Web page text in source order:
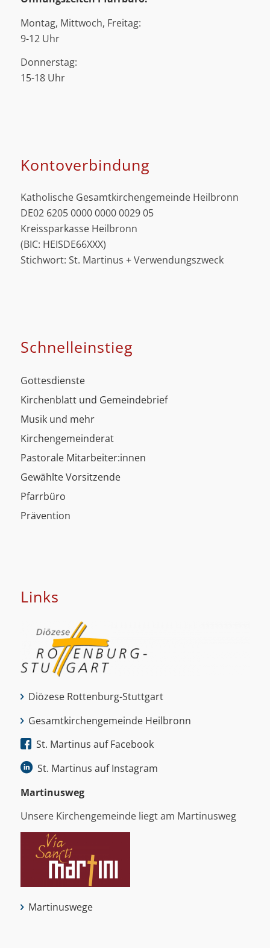
Montag, Mittwoch, Freitag:
9-12 Uhr
Donnerstag:
15-18 Uhr
Kontoverbindung
Katholische Gesamtkirchengemeinde Heilbronn
DE02 6205 0000 0000 0029 05
Kreissparkasse Heilbronn
(BIC: HEISDE66XXX)
Stichwort: St. Martinus + Verwendungszweck
Schnell­einstieg
Gottesdienste
Kirchenblatt und Gemeindebrief
Musik und mehr
Kirchengemeinderat
Pastorale Mitarbeiter:innen
Gewählte Vorsitzende
Pfarrbüro
Prävention
Links
Diözese Rottenburg-Stuttgart
Gesamtkirchengemeinde Heilbronn
St. Martinus auf Facebook
St. Martinus auf Instagram
Martinus­weg
Unsere Kirchengemeinde liegt am Martinusweg
Martinuswege